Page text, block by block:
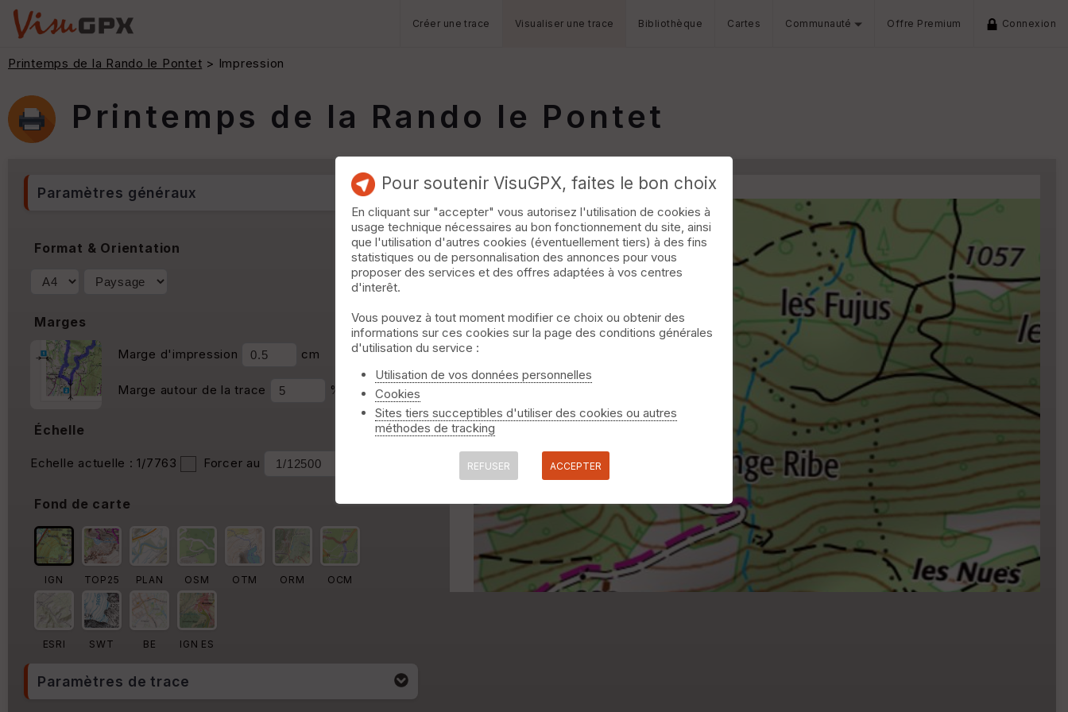
Créer une trace Visualiser une trace Bibliothèque Cartes Communauté Offre Premium Connexion
Printemps de la Rando le Pontet > Impression
Printemps de la Rando le Pontet
Paramètres généraux
Format & Orientation
Marges
Marge d'impression cm
Marge autour de la trace %
Échelle
Echelle actuelle : 1/7763 Forcer au
Fond de carte
IGN TOP25 PLAN OSM OTM ORM OCM
ESRI SWT BE IGN ES
Paramètres de trace
Pour soutenir VisuGPX, faites le bon choix
En cliquant sur "accepter" vous autorisez l'utilisation de cookies à
usage technique nécessaires au bon fonctionnement du site, ainsi
que l'utilisation d'autres cookies (éventuellement tiers) à des fins
statistiques ou de personnalisation des annonces pour vous
proposer des services et des offres adaptées à vos centres
d'interêt.
Vous pouvez à tout moment modifier ce choix ou obtenir des
informations sur ces cookies sur la page des conditions générales
d'utilisation du service :
Utilisation de vos données personnelles
Cookies
Sites tiers succeptibles d'utiliser des cookies ou autres
méthodes de tracking
REFUSER ACCEPTER